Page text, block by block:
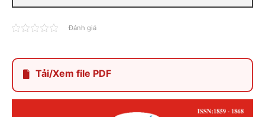
Đánh giá
Tải/Xem file PDF